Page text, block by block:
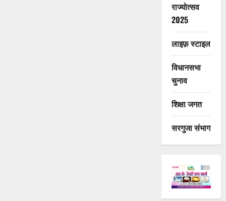
राज्योत्सव
2025
लाइफ़ स्टाइल
विधानसभा
चुनाव
शिक्षा जगत
सरगुजा संभाग